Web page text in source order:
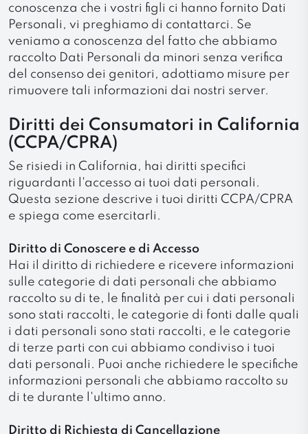
conoscenza che i vostri figli ci hanno fornito Dati
Personali, vi preghiamo di contattarci. Se
veniamo a conoscenza del fatto che abbiamo
raccolto Dati Personali da minori senza verifica
del consenso dei genitori, adottiamo misure per
rimuovere tali informazioni dai nostri server.
Diritti dei Consumatori in California
(CCPA/CPRA)
Se risiedi in California, hai diritti specifici
riguardanti l'accesso ai tuoi dati personali.
Questa sezione descrive i tuoi diritti CCPA/CPRA
e spiega come esercitarli.
Diritto di Conoscere e di Accesso
Hai il diritto di richiedere e ricevere informazioni
sulle categorie di dati personali che abbiamo
raccolto su di te, le finalità per cui i dati personali
sono stati raccolti, le categorie di fonti dalle quali
i dati personali sono stati raccolti, e le categorie
di terze parti con cui abbiamo condiviso i tuoi
dati personali. Puoi anche richiedere le specifiche
informazioni personali che abbiamo raccolto su
di te durante l'ultimo anno.
Diritto di Richiesta di Cancellazione